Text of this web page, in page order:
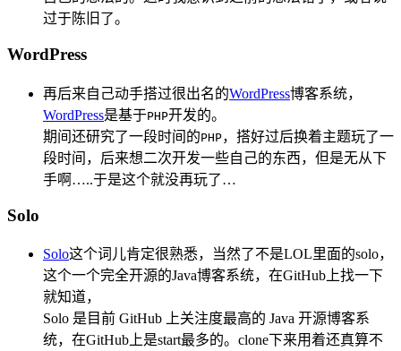
过于陈旧了。
WordPress
再后来自己动手搭过很出名的WordPress博客系统，
WordPress是基于PHP开发的。
期间还研究了一段时间的PHP，搭好过后换着主题玩了一
段时间，后来想二次开发一些自己的东西，但是无从下
手啊…..于是这个就没再玩了…
Solo
Solo这个词儿肯定很熟悉，当然了不是LOL里面的solo，
这个一个完全开源的Java博客系统，在GitHub上找一下
就知道，
Solo 是目前 GitHub 上关注度最高的 Java 开源博客系
统，在GitHub上是start最多的。clone下来用着还真算不